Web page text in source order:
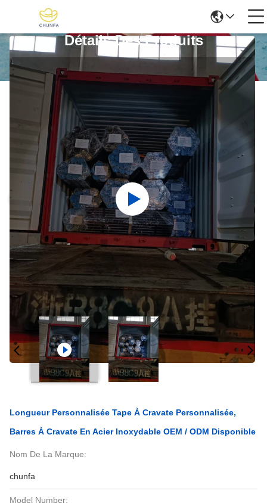
Détails Des Produits
Longueur Personnalisée Tape À Cravate Personnalisée,
Barres À Cravate En Acier Inoxydable OEM / ODM Disponible
Nom De La Marque:
chunfa
Model Number: